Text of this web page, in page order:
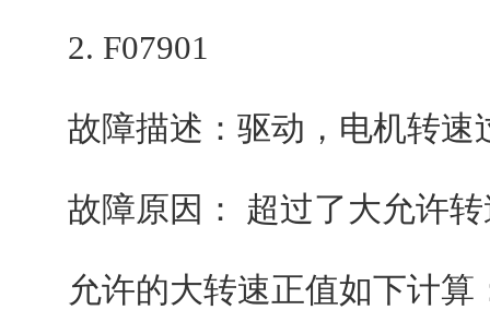
2. F07901
故障描述：驱动，电机转速
故障原因： 超过了大允许转
允许的大转速正值如下计算：